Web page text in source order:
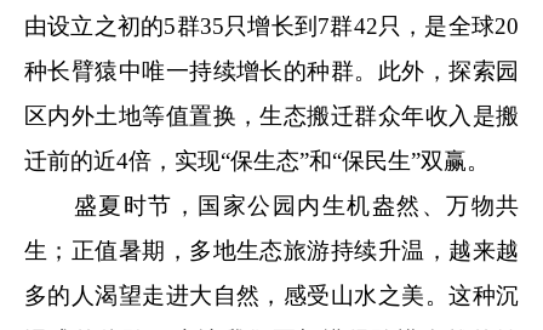
由设立之初的5群35只增长到7群42只，是全球20
种长臂猿中唯一持续增长的种群。此外，探索园
区内外土地等值置换，生态搬迁群众年收入是搬
迁前的近4倍，实现“保生态”和“保民生”双赢。
盛夏时节，国家公园内生机盎然、万物共
生；正值暑期，多地生态旅游持续升温，越来越
多的人渴望走进大自然，感受山水之美。这种沉